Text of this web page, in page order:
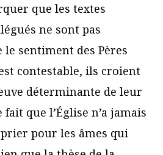
que les textes
ne sont pas
sentiment des Pères
contestable, ils croient
déterminante de leur
que l’Église n’a jamais
pour les âmes qui